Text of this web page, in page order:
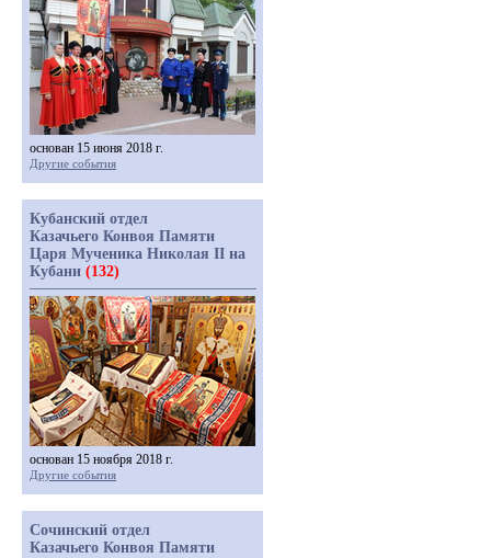
основан 15 июня 2018 г.
Другие события
Кубанский отдел
Казачьего Конвоя Памяти
Царя Мученика Николая II на
Кубани (132)
основан 15 ноября 2018 г.
Другие события
Сочинский отдел
Казачьего Конвоя Памяти